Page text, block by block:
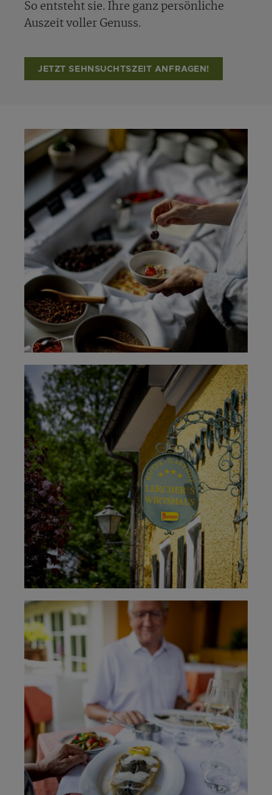
So entsteht sie. Ihre ganz persönliche
Auszeit voller Genuss.
JETZT SEHNSUCHTSZEIT ANFRAGEN!